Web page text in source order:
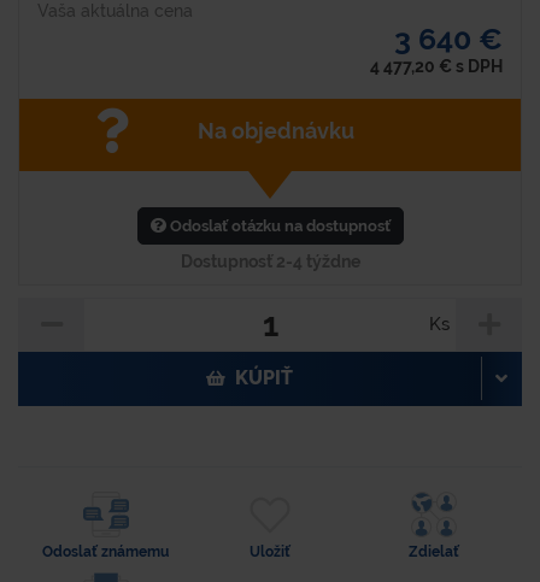
Vaša aktuálna cena
3 640 €
4 477,20 € s DPH
Na objednávku
Odoslať otázku na dostupnosť
Dostupnosť 2-4 týždne
Ks
KÚPIŤ
Odoslať známemu Uložiť Zdielať